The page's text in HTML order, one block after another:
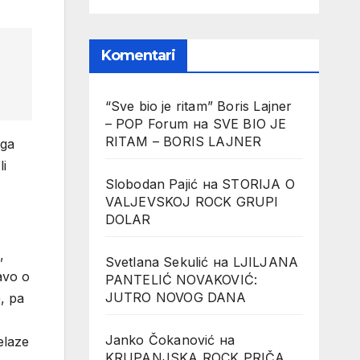
i nisu ne znam koliko išle u
Komentari
“Sve bio je ritam” Boris Lajner
– POP Forum на SVE BIO JE
RITAM – BORIS LAJNER
Slobodan Pajić на STORIJA O
VALJEVSKOJ ROCK GRUPI
DOLAR
Svetlana Sekulić на LJILJANA
PANTELIĆ NOVAKOVIĆ:
JUTRO NOVOG DANA
Janko Čokanović на